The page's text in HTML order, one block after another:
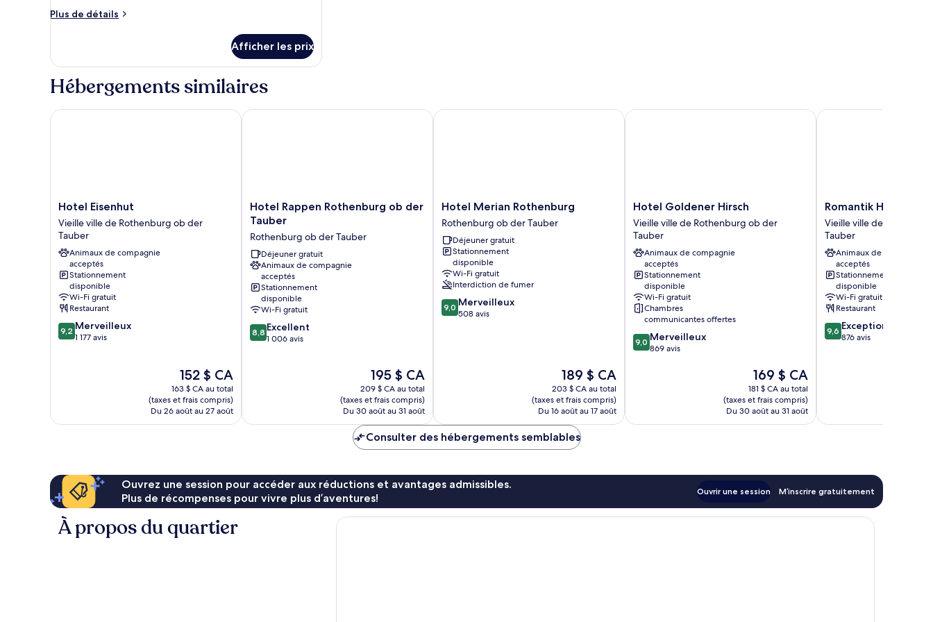
chambre :
Suite
Plus de détails
Plus
Superior
Junior
Suite
Afficher les prix
Hébergements similaires
Hotel
Eisenhut
Vieille
ville
de
Rothenburg
ob
der
Tauber
Hotel Eisenhut
Vieille ville de Rothenburg ob der
Tauber
Animaux de compagnie
acceptés
Stationnement
disponible
Wi-Fi gratuit
Restaurant
9.2
sur
9,2 Merveilleux
1 177 avis
Le
prix
est
de
152 $ CA
152 $ CA
163 $ CA au total
(taxes et frais compris)
Du 26 août au 27 août
Hotel Eisenhut
Hotel
Rappen
ob
der
Tauber
Rothenburg
ob
der
Tauber
Hotel Rappen Rothenburg ob der
Tauber
Rothenburg ob der Tauber
Déjeuner gratuit
Animaux de compagnie
acceptés
Stationnement
disponible
Wi-Fi gratuit
8.8
sur
8,8 Excellent
1 006 avis
Le
prix
est
de
195 $ CA
195 $ CA
209 $ CA au total
(taxes et frais compris)
Du 30 août au 31 août
Hotel Rappen Rothenburg ob der Tauber
Hotel
Merian
Rothenburg
Rothenburg
ob
der
Tauber
Hotel Merian Rothenburg
Rothenburg ob der Tauber
Déjeuner gratuit
Stationnement
disponible
Wi-Fi gratuit
Interdiction de fumer
9.0
sur
9,0 Merveilleux
508 avis
Le
prix
est
de
189 $ CA
189 $ CA
203 $ CA au total
(taxes et frais compris)
Du 16 août au 17 août
Hotel Merian Rothenburg
Hotel
Goldener
Hirsch
Vieille
ville
Rothenburg
ob
der
Tauber
Hotel Goldener Hirsch
Vieille ville de Rothenburg ob der
Tauber
Animaux de compagnie
acceptés
Stationnement
disponible
Wi-Fi gratuit
Chambres
communicantes offertes
9.0
sur
9,0 Merveilleux
869 avis
Le
prix
est
de
169 $ CA
169 $ CA
181 $ CA au total
(taxes et frais compris)
Du 30 août au 31 août
Hotel Goldener Hirsch
Romantik
Hotel
Markusturm
Vieille
ville
Rothenburg
ob
der
Romantik Hotel
Vieille ville de
Tauber
Animaux de compagnie
acceptés
Stationnement
disponible
Wi-Fi gratuit
Restaurant
9.6
sur
9,6 Exceptionnel
876 avis
Romantik Hotel
Consulter des hébergements semblables
Ouvrez une session pour accéder aux réductions et avantages admissibles.
Plus de récompenses pour vivre plus d’aventures!
Ouvrir une session M’inscrire gratuitement
À propos du quartier